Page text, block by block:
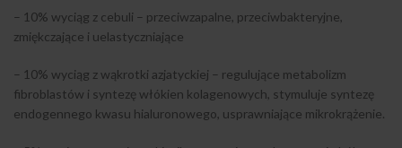
– 10% wyciąg z cebuli – przeciwzapalne, przeciwbakteryjne,
zmiękczające i uelastyczniające
– 10% wyciąg z wąkrotki azjatyckiej – regulujące metabolizm
fibroblastów i syntezę włókien kolagenowych, stymuluje syntezę
endogennego kwasu hialuronowego, usprawniające mikrokrążenie.